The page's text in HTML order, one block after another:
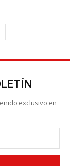
exclusivo en